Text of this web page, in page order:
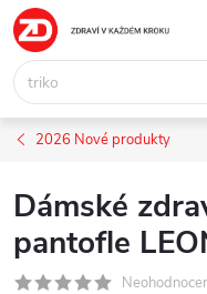
Přejít
na
obsah
2026 Nové produkty
Dámské
pantofle